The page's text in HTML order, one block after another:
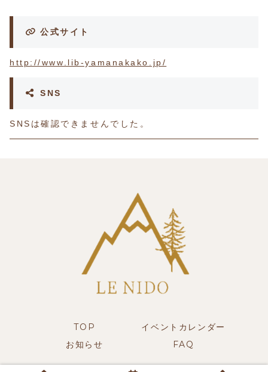
公式サイト
http://www.lib-yamanakako.jp/
SNS
SNSは確認できませんでした。
TOP
イベントカレンダー
お知らせ
FAQ